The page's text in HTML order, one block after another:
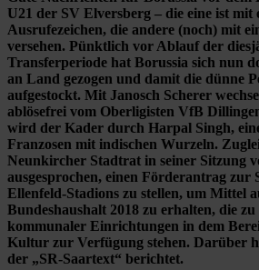
U21 der SV Elversberg – die eine ist mit
Ausrufezeichen, die andere (noch) mit
versehen. Pünktlich vor Ablauf der
Transferperiode hat Borussia sich nun
an Land gezogen und damit die dünne
aufgestockt. Mit Janosch Scherer
ablösefrei vom Oberligisten VfB
wird der Kader durch Harpal Singh,
Franzosen mit indischen Wurzeln.
Neunkircher Stadtrat in seiner Sitzung
ausgesprochen, einen Förderantrag zur
Ellenfeld-Stadions zu stellen, um Mittel
Bundeshaushalt 2018 zu erhalten, die
kommunaler Einrichtungen in dem
Kultur zur Verfügung stehen. Darüber
der „SR-Saartext“ berichtet.